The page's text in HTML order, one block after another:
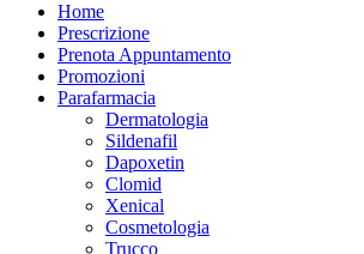
Home
Prescrizione
Prenota Appuntamento
Promozioni
Parafarmacia
Dermatologia
Sildenafil
Dapoxetin
Clomid
Xenical
Cosmetologia
Trucco